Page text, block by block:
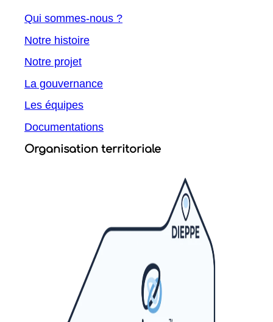
Qui sommes-nous ?
Notre histoire
Notre projet
La gouvernance
Les équipes
Documentations
Organisation territoriale